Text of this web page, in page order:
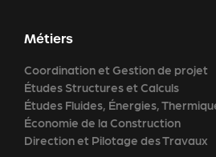
Métiers
Coordination et Gestion de projet
Études Structures et Calculs
Études Fluides, Énergies,
Économie de la Construction
Direction et Pilotage des Travaux